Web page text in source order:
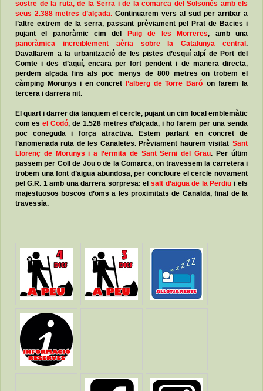
sostre de la ruta, de la Serra i de la comarca del Solsonés amb els
seus 2.388 metres d’alçada. Continuarem vers al sud per arribar a
l’altre extrem de la serra, passant prèviament pel Prat de Bacies i
pujant el panoràmic cim del
Puig de les Morreres, amb una
panoràmica increïblement aèria sobre la Catalunya central .
Davallarem a la urbanització de les pistes d’esquí alpí de Port del
Comte i des d’aquí, encara per fort pendent i de manera directa,
perdem alçada fins als poc menys de 800 metres on trobem el
càmping Morunys i en concret
l’alberg de Torre Baró on farem la
tercera i darrera nit.
El quart i darrer dia tanquem el cercle, pujant un cim local emblemàtic
com es el Codó, de 1.528 metres d’alçada, i ho farem per una senda
poc coneguda i força atractiva. Estem parlant en concret de
l’anomenada ruta de les Canaletes. Prèviament haurem visitat Sant
Llorenç de Morunys i a l’ermita de Sant Serni del Grau. Per últim
passem per Coll de Jou o de la Comarca, on travessem la carretera i
trobem una font d’aigua abundosa, per concloure el cercle novament
pel G.R. 1 amb una darrera sorpresa: el salt d’aigua de la Perdiu i els
majestuosos boscos d’oms a les proximitats de Canalda, final de la
travessia.